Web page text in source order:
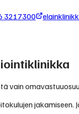
3217300
vain